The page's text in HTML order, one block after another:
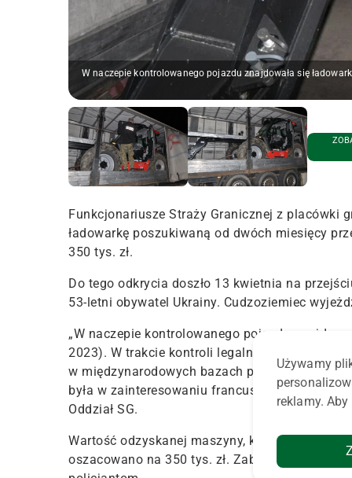
W naczepie kontrolowanego pojazdu znajdowała się
Funkcjonariusze Straży Granicznej z placówki
ładowarkę poszukiwaną od dwóch miesięcy
350 tys. zł.
Do tego odkrycia doszło 13 kwietnia na
53-letni obywatel Ukrainy. Cudzoziemiec
„W naczepie kontrolowanego pojazdu
2023). W trakcie kontroli legalności
w międzynarodowych bazach
była w zainteresowaniu francuskich służb od
Oddział SG.
Wartość odzyskanej maszyny, która może być
oszacowano na 350 tys. zł. Zabezpieczono ją i
Używamy
reklamy.